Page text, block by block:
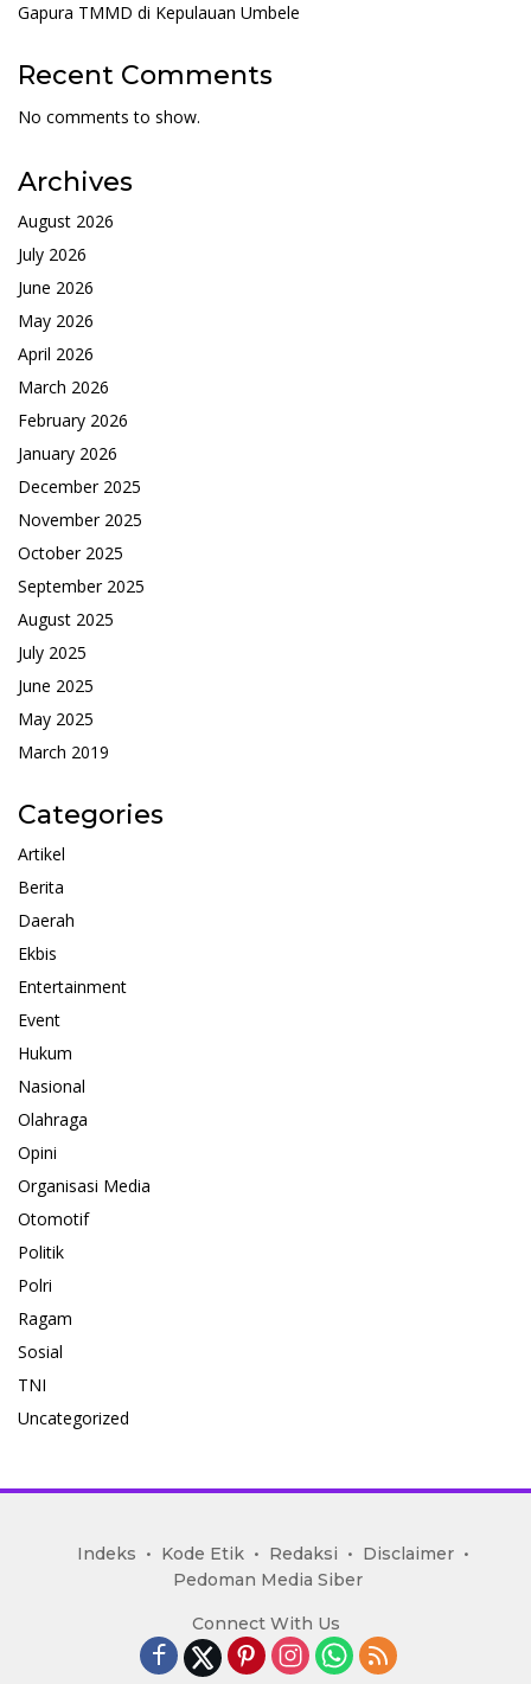
Gapura TMMD di Kepulauan Umbele
Recent Comments
No comments to show.
Archives
August 2026
July 2026
June 2026
May 2026
April 2026
March 2026
February 2026
January 2026
December 2025
November 2025
October 2025
September 2025
August 2025
July 2025
June 2025
May 2025
March 2019
Categories
Artikel
Berita
Daerah
Ekbis
Entertainment
Event
Hukum
Nasional
Olahraga
Opini
Organisasi Media
Otomotif
Politik
Polri
Ragam
Sosial
TNI
Uncategorized
mediakoran.com
Indeks Kode Etik Redaksi
Disclaimer
Pedoman Media Siber
Connect With Us